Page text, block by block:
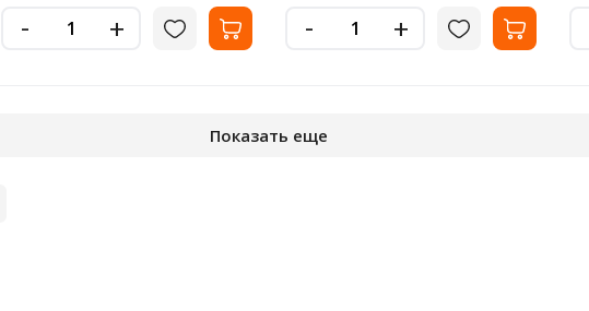
- + - +
Показать еще